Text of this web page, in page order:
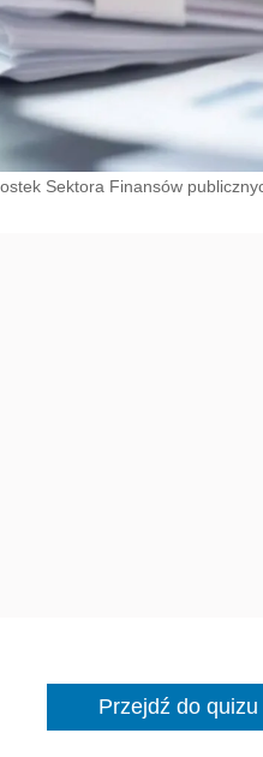
Sektora Finansów
Przejdź do quizu